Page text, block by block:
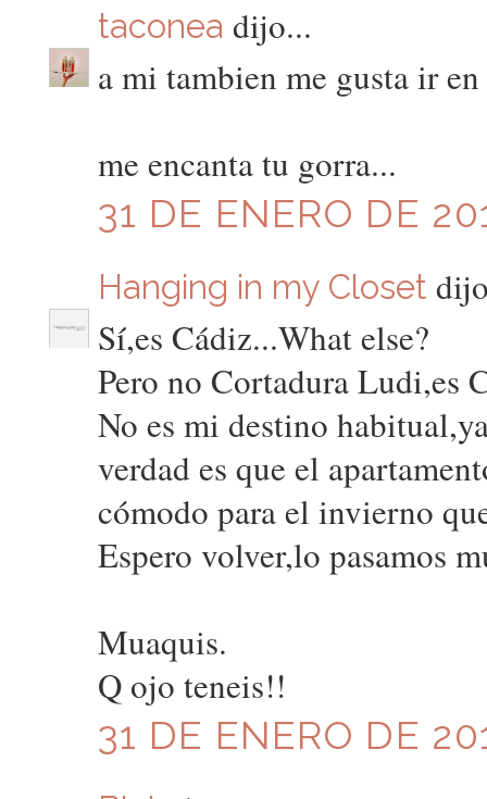
taconea dijo...
a mi tambien me gusta ir
me encanta tu gorra...
31 DE ENERO DE
Hanging in my Closet
Sí,es Cádiz...What else?
Pero no Cortadura Ludi,es
No es mi destino
verdad es que el
cómodo para el invierno
Espero volver,lo pasamos
Muaquis.
Q ojo teneis!!
31 DE ENERO DE